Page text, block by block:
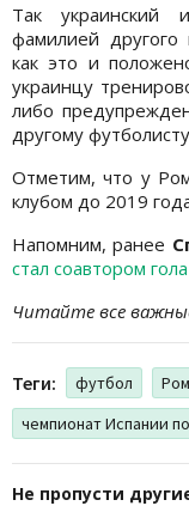
Так украинский
фамилией другого
как это и
украинцу
либо
другому
Отметим, что у
клубом до 2019
Напомним, ранее
стал соавтором
Читайте все
Теги: футбол
чемпионат Испании
Не пропусти